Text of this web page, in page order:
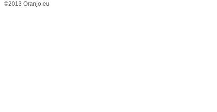
©2013 Oranjo.eu